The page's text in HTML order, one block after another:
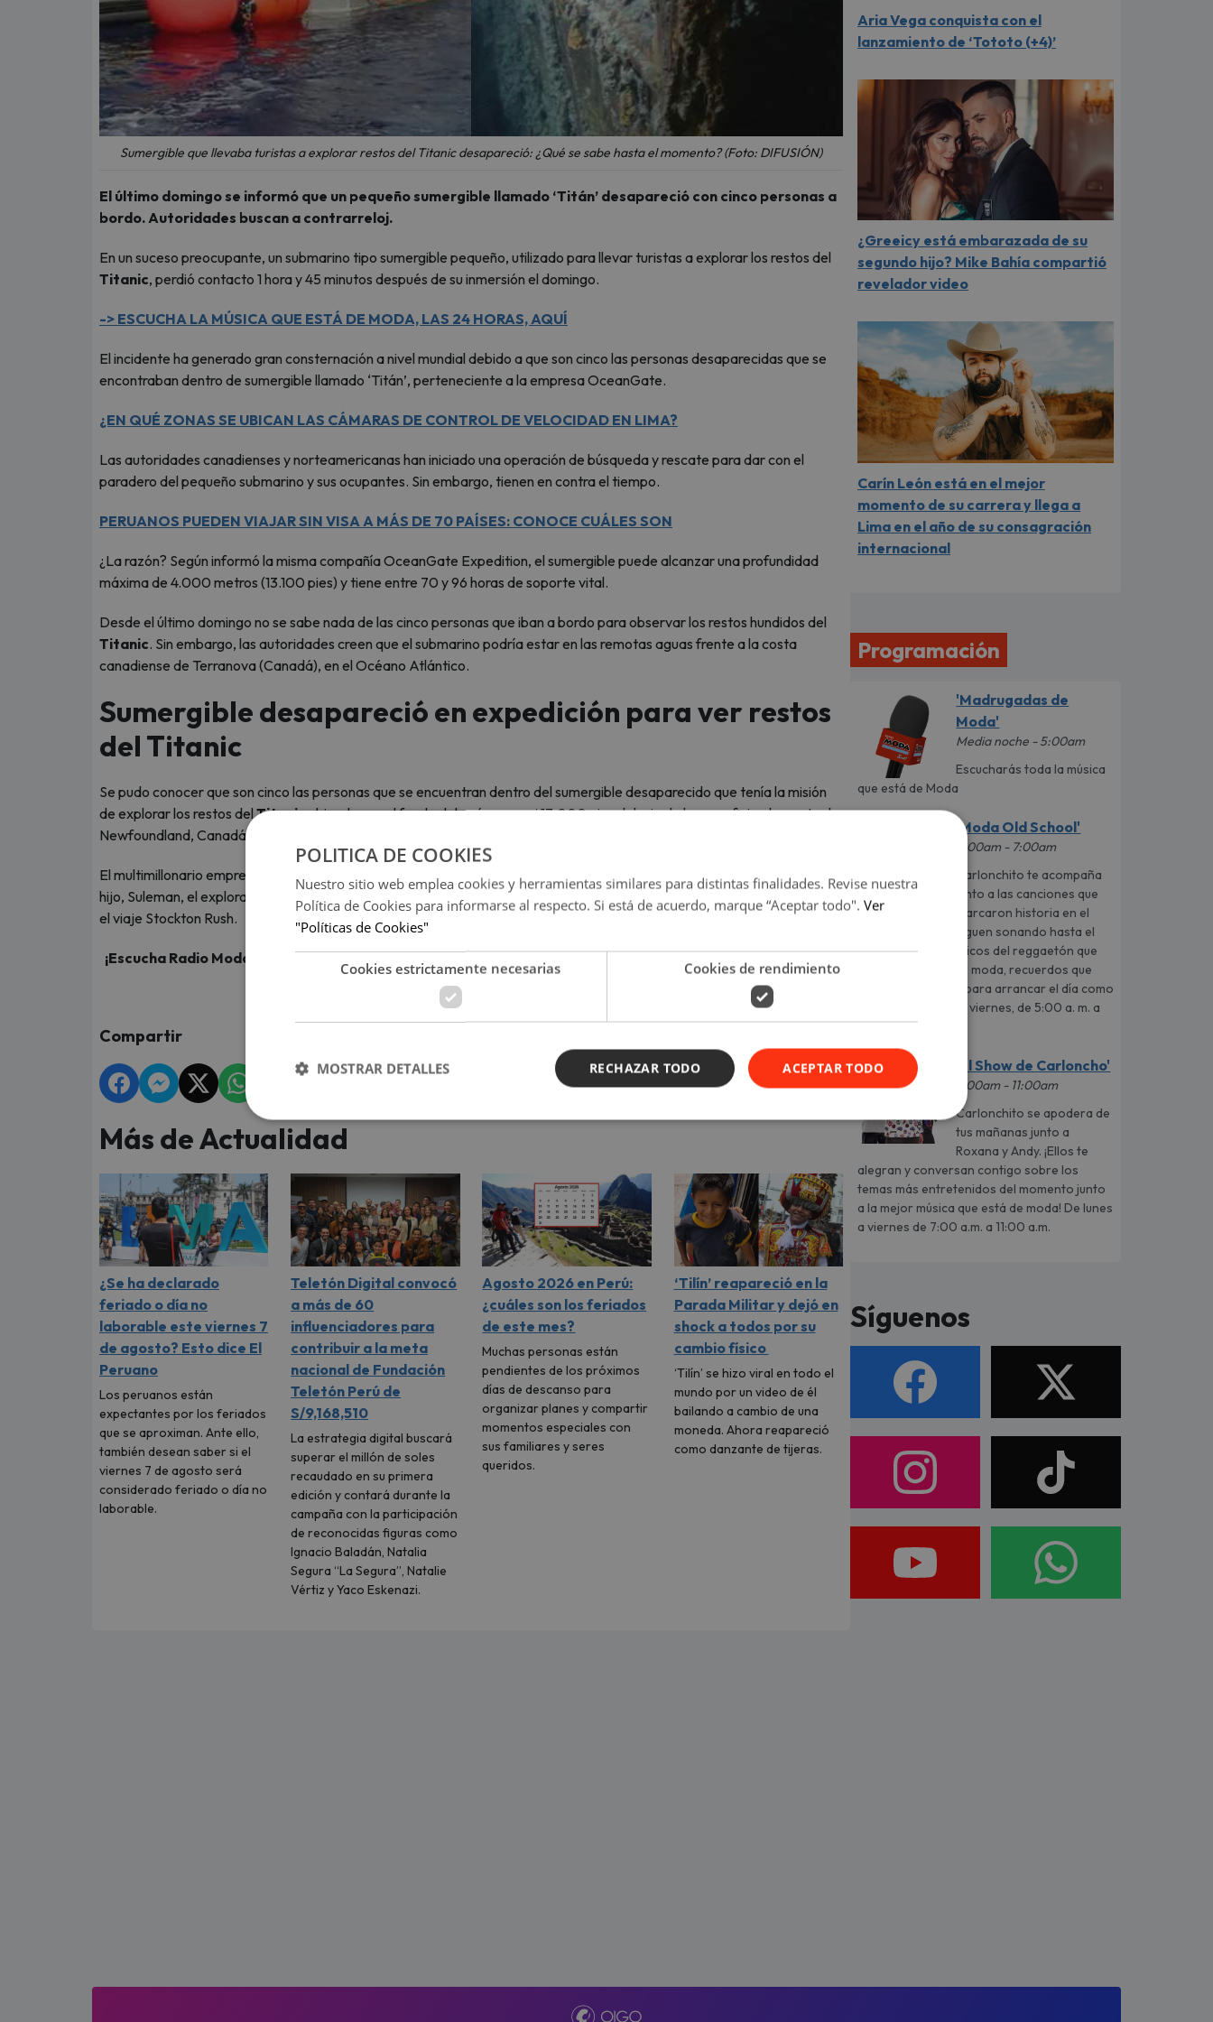
Sumergible que llevaba turistas a explorar restos del Titanic desapareció: ¿Qué se sabe hasta el momento? (Foto: DIFUSIÓN)
El último domingo se informó que un pequeño sumergible llamado ‘Titán’ desapareció con cinco personas a
bordo. Autoridades buscan a contrarreloj.
En un suceso preocupante, un submarino tipo sumergible pequeño, utilizado para llevar turistas a explorar los restos del
Titanic, perdió contacto 1 hora y 45 minutos después de su inmersión el domingo.
-> ESCUCHA LA MÚSICA QUE ESTÁ DE MODA, LAS 24 HORAS, AQUÍ
El incidente ha generado gran consternación a nivel mundial debido a que son cinco las personas desaparecidas que se
encontraban dentro de sumergible llamado ‘Titán’, perteneciente a la empresa OceanGate.
¿EN QUÉ ZONAS SE UBICAN LAS CÁMARAS DE CONTROL DE VELOCIDAD EN LIMA?
Las autoridades canadienses y norteamericanas han iniciado una operación de búsqueda y rescate para dar con el
paradero del pequeño submarino y sus ocupantes. Sin embargo, tienen en contra el tiempo.
PERUANOS PUEDEN VIAJAR SIN VISA A MÁS DE 70 PAÍSES: CONOCE CUÁLES SON
¿La razón? Según informó la misma compañía OceanGate Expedition, el sumergible puede alcanzar una profundidad
máxima de 4.000 metros (13.100 pies) y tiene entre 70 y 96 horas de soporte vital.
Desde el último domingo no se sabe nada de las cinco personas que iban a bordo para observar los restos hundidos del
Titanic. Sin embargo, las autoridades creen que el submarino podría estar en las remotas aguas frente a la costa
canadiense de Terranova (Canadá), en el Océano Atlántico.
Sumergible desapareció en expedición para ver restos
del Titanic
Se pudo conocer que son cinco las personas que se encuentran dentro del sumergible desaparecido que tenía la misión
de explorar los restos delTitanicubicados en el fondo del océano, casi 13,000 pies debajo de la superficie al sureste de
Newfoundland, Canadá.
El multimillonario empresario y explorador británico Hamish Harding, El empresario paquistaní Shahzada Dawood y su
hijo, Suleman, el explorador francés Paul-Henry Nargeolet y el director ejecutivo y fundador de la compañía que lideraba
el viaje Stockton Rush.
¡Escucha Radio Moda, te mueve y entérate de las últimas noticias de tus artistas favoritos y la música que
está de moda!
Compartir
Más de Actualidad
¿Se ha declarado
feriado o día no
laborable este viernes 7
de agosto? Esto dice El
Peruano
Los peruanos están
expectantes por los feriados
que se aproximan. Ante ello,
también desean saber si el
viernes 7 de agosto será
considerado feriado o día no
laborable.
Teletón Digital convocó
a más de 60
influenciadores para
contribuir a la meta
nacional de Fundación
Teletón Perú de
S/9,168,510
La estrategia digital buscará
superar el millón de soles
recaudado en su primera
edición y contará durante la
campaña con la participación
de reconocidas figuras como
Ignacio Baladán, Natalia
Segura “La Segura”, Natalie
Vértiz y Yaco Eskenazi.
Agosto 2026 en Perú:
¿cuáles son los feriados
de este mes?
Muchas personas están
pendientes de los próximos
días de descanso para
organizar planes y compartir
momentos especiales con
sus familiares y seres
queridos.
‘Tilín’ reapareció en la
Parada Militar y dejó en
shock a todos por su
cambio físico
‘Tilín’ se hizo viral en todo el
mundo por un video de él
bailando a cambio de una
moneda. Ahora reapareció
como danzante de tijeras.
Aria Vega conquista con el
lanzamiento de ‘Tototo (+4)’
¿Greeicy está embarazada de su
segundo hijo? Mike Bahía compartió
revelador video
Carín León está en el mejor
momento de su carrera y llega a
Lima en el año de su consagración
internacional
Programación
'Madrugadas de
Moda'
Media noche - 5:00am
Escucharás toda la música
que está de Moda
'Moda Old School'
5:00am - 7:00am
Carlonchito te acompaña
junto a las canciones que
marcaron historia en el
género urbano y siguen sonando hasta el
día de hoy. Los clásicos del reggaetón que
siempre estarán de moda, recuerdos que
conectan y música para arrancar el día como
se debe. De lunes a viernes, de 5:00 a. m. a
7:00 a. m.
'El Show de Carloncho'
7:00am - 11:00am
Carlonchito se apodera de
tus mañanas junto a
Roxana y Andy. ¡Ellos te
alegran y conversan contigo sobre los
temas más entretenidos del momento junto
a la mejor música que está de moda! De lunes
a viernes de 7:00 a.m. a 11:00 a.m.
Síguenos
POLITICA DE COOKIES
Nuestro sitio web emplea cookies y herramientas similares para distintas finalidades. Revise nuestra
Política de Cookies para informarse al respecto. Si está de acuerdo, marque “Aceptar todo". Ver
"Políticas de Cookies"
Cookies estrictamente necesarias Cookies de rendimiento
ACEPTAR TODO
RECHAZAR TODO
MOSTRAR DETALLES